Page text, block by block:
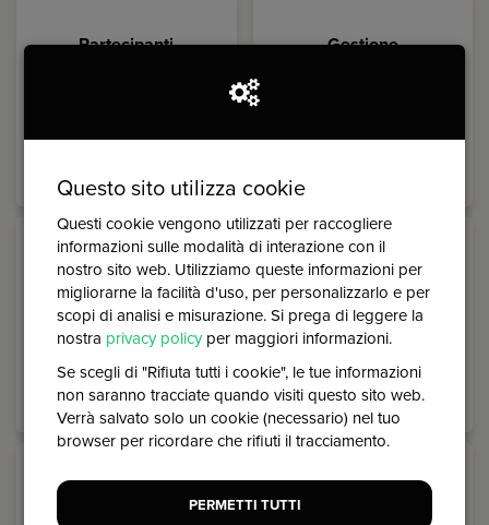
Partecipanti Gestione
Comunicazione Contenuto
Questo sito utilizza cookie
Questi cookie vengono utilizzati per raccogliere
informazioni sulle modalità di interazione con il
nostro sito web. Utilizziamo queste informazioni per
migliorarne la facilità d'uso, per personalizzarlo e per
scopi di analisi e misurazione. Si prega di leggere la
nostra privacy policyper maggiori informazioni.
Se scegli di "Rifiuta tutti i cookie", le tue informazioni
non saranno tracciate quando visiti questo sito web.
Verrà salvato solo un cookie (necessario) nel tuo
browser per ricordare che rifiuti il tracciamento.
PERMETTI TUTTI